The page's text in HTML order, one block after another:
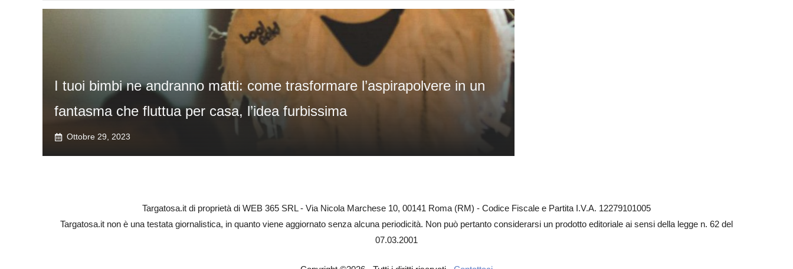
I tuoi bimbi ne andranno matti: come trasformare l’aspirapolvere in un
fantasma che fluttua per casa, l’idea furbissima
Ottobre 29, 2023
Targatosa.it di proprietà di WEB 365 SRL - Via Nicola Marchese 10, 00141 Roma (RM) - Codice Fiscale e Partita I.V.A. 12279101005
Targatosa.it non è una testata giornalistica, in quanto viene aggiornato senza alcuna periodicità. Non può pertanto considerarsi un prodotto editoriale ai sensi della legge n. 62 del
07.03.2001